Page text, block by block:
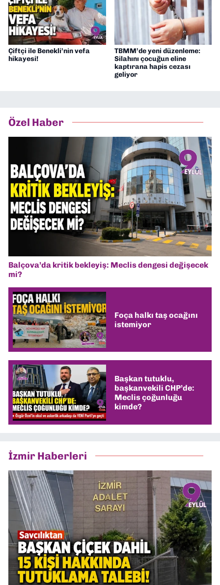
Çiftçi ile Benekli’nin vefa
hikayesi!
TBMM’de yeni düzenleme:
Silahını çocuğun eline
kaptırana hapis cezası
geliyor
Özel Haber
Balçova’da kritik bekleyiş: Meclis dengesi değişecek
mi?
Foça halkı taş ocağını
istemiyor
Başkan tutuklu,
başkanvekili CHP’de:
Meclis çoğunluğu
kimde?
İzmir Haberleri